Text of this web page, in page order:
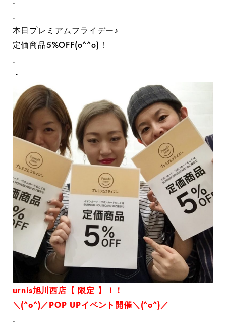
.
本日プレミアムフライデー♪
定価商品5%OFF(o^^o)！
.
・
urnis旭川西店【 限定 】！！
＼(^o^)／POP UPイベント開催＼(^o^)／
.